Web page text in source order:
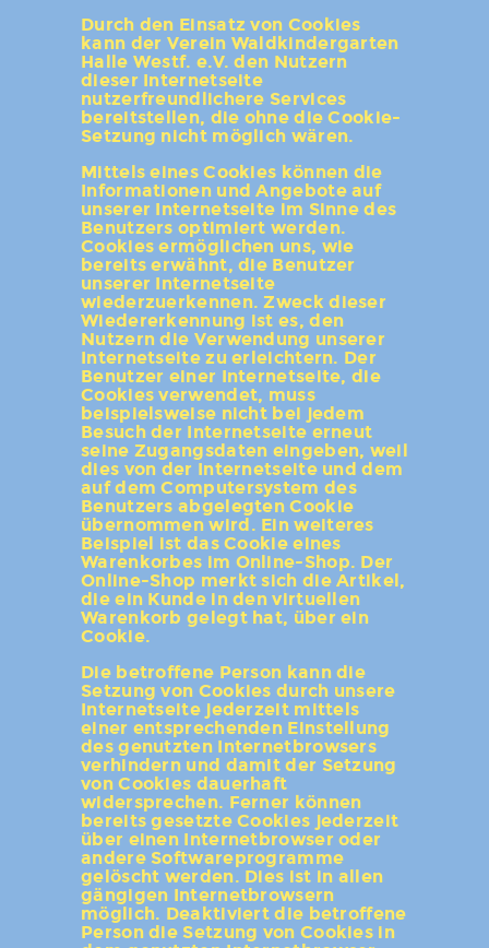
Durch den Einsatz von Cookies
kann der Verein Waldkindergarten
Halle Westf. e.V. den Nutzern
dieser Internetseite
nutzerfreundlichere Services
bereitstellen, die ohne die Cookie-
Setzung nicht möglich wären.
Mittels eines Cookies können die
Informationen und Angebote auf
unserer Internetseite im Sinne des
Benutzers optimiert werden.
Cookies ermöglichen uns, wie
bereits erwähnt, die Benutzer
unserer Internetseite
wiederzuerkennen. Zweck dieser
Wiedererkennung ist es, den
Nutzern die Verwendung unserer
Internetseite zu erleichtern. Der
Benutzer einer Internetseite, die
Cookies verwendet, muss
beispielsweise nicht bei jedem
Besuch der Internetseite erneut
seine Zugangsdaten eingeben, weil
dies von der Internetseite und dem
auf dem Computersystem des
Benutzers abgelegten Cookie
übernommen wird. Ein weiteres
Beispiel ist das Cookie eines
Warenkorbes im Online-Shop. Der
Online-Shop merkt sich die Artikel,
die ein Kunde in den virtuellen
Warenkorb gelegt hat, über ein
Cookie.
Die betroffene Person kann die
Setzung von Cookies durch unsere
Internetseite jederzeit mittels
einer entsprechenden Einstellung
des genutzten Internetbrowsers
verhindern und damit der Setzung
von Cookies dauerhaft
widersprechen. Ferner können
bereits gesetzte Cookies jederzeit
über einen Internetbrowser oder
andere Softwareprogramme
gelöscht werden. Dies ist in allen
gängigen Internetbrowsern
möglich. Deaktiviert die betroffene
Person die Setzung von Cookies in